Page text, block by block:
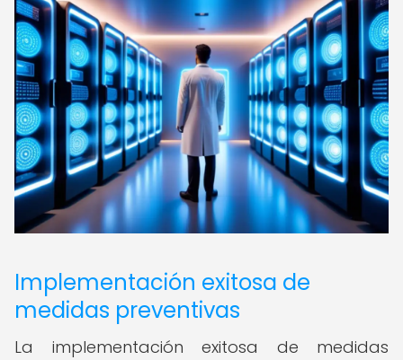
Implementación exitosa de
medidas preventivas
La implementación exitosa de medidas